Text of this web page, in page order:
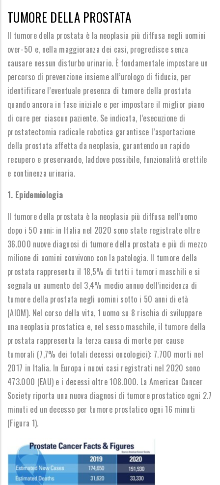
TUMORE DELLA PROSTATA
Il tumore della prostata è la neoplasia più diffusa negli uomini
over-50 e, nella maggioranza dei casi, progredisce senza
causare nessun disturbo urinario. È fondamentale impostare un
percorso di prevenzione insieme all’urologo di fiducia, per
identificare l’eventuale presenza di tumore della prostata
quando ancora in fase iniziale e per impostare il miglior piano
di cure per ciascun paziente. Se indicata, l’esecuzione di
prostatectomia radicale robotica garantisce l’asportazione
della prostata affetta da neoplasia, garantendo un rapido
recupero e preservando, laddove possibile, funzionalità erettile
e continenza urinaria.
1. Epidemiologia
Il tumore della prostata è la neoplasia più diffusa nell’uomo
dopo i 50 anni: in Italia nel 2020 sono state registrate oltre
36.000 nuove diagnosi di tumore della prostata e più di mezzo
milione di uomini convivono con la patologia. Il tumore della
prostata rappresenta il 18,5% di tutti i tumori maschili e si
segnala un aumento del 3,4% medio annuo dell’incidenza di
tumore della prostata negli uomini sotto i 50 anni di età
(AIOM). Nel corso della vita, 1 uomo su 8 rischia di sviluppare
una neoplasia prostatica e, nel sesso maschile, il tumore della
prostata rappresenta la terza causa di morte per cause
tumorali (7,7% dei totali decessi oncologici): 7.700 morti nel
2017 in Italia. In Europa i nuovi casi registrati nel 2020 sono
473.000 (EAU) e i decessi oltre 108.000. La American Cancer
Society riporta una nuova diagnosi di tumore prostatico ogni 2.7
minuti ed un decesso per tumore prostatico ogni 16 minuti
(Figura 1).